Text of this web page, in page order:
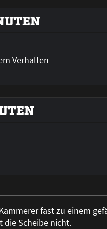
Verhalten
fast zu einem
die Scheibe nicht.